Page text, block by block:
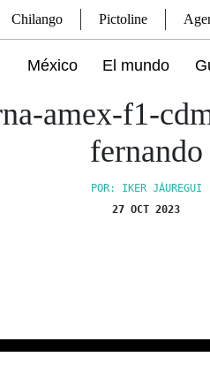
Chilango Pictoline
México El mundo
amex-f1-
fernando
POR: IKER JÁUREGUI
27 OCT 2023